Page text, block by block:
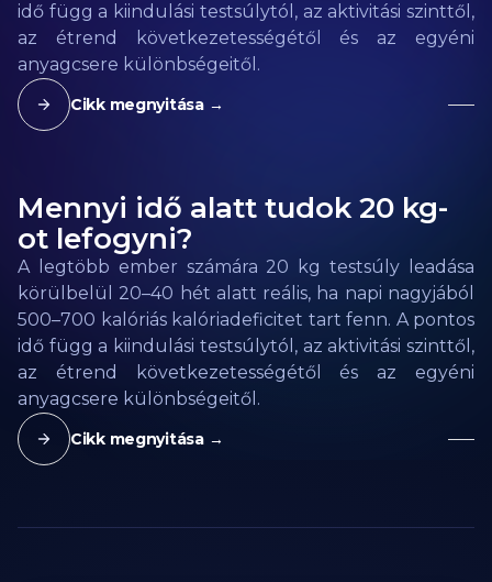
idő függ a kiindulási testsúlytól, az aktivitási szinttől,
az étrend következetességétől és az egyéni
anyagcsere különbségeitől.
Cikk megnyitása →
Mennyi idő alatt tudok 20 kg-
ot lefogyni?
A legtöbb ember számára 20 kg testsúly leadása
körülbelül 20–40 hét alatt reális, ha napi nagyjából
500–700 kalóriás kalóriadeficitet tart fenn. A pontos
idő függ a kiindulási testsúlytól, az aktivitási szinttől,
az étrend következetességétől és az egyéni
anyagcsere különbségeitől.
Cikk megnyitása →